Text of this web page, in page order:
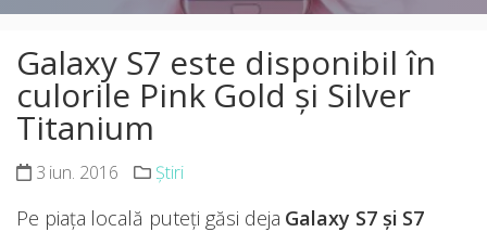
Galaxy S7 este disponibil în
culorile Pink Gold și Silver
Titanium
3 iun. 2016 Știri
Pe piața locală puteți găsi deja Galaxy S7 și S7